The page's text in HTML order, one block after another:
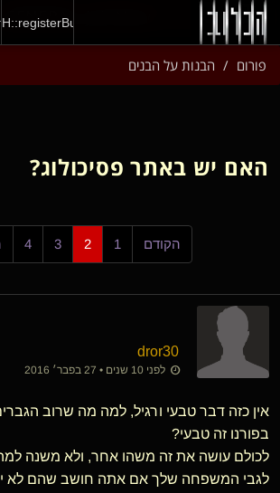
GENERAL::joinNow
פורום הבנות על הבנים
האם יש באתר פסיכולוג?
הקודם 1
2
3
4
dror30
לפני 10 שנים • 27 בפבר׳ 2016
אין כזה דבר טבעי ורגיל, למה מה שרוב
בפורנו זה טבעי?
לכולם עושה את זה משהו אחר, ולא משנה
לגבי המשפחה שלך אם אתה חושב שהם לא